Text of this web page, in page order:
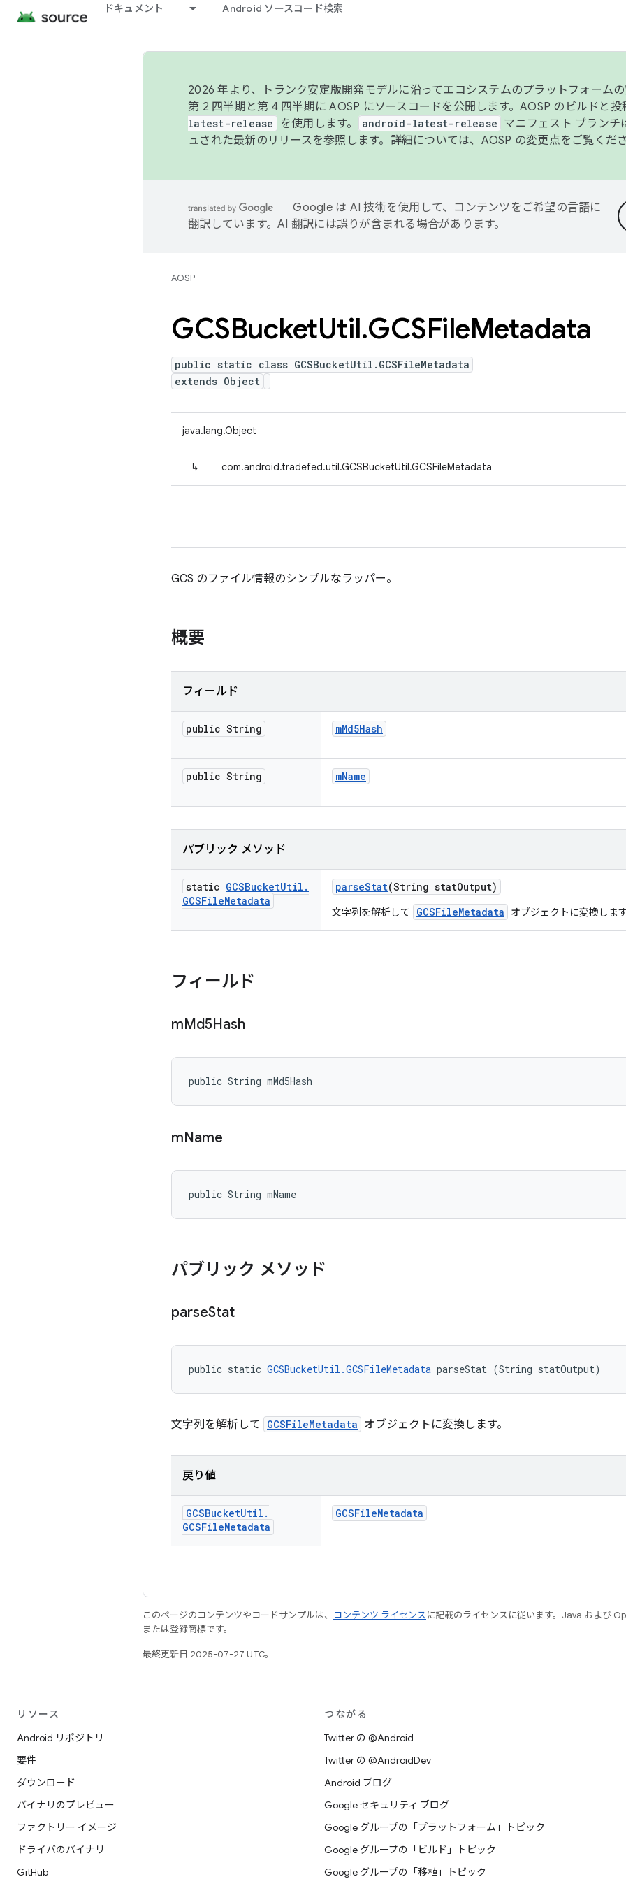
ドキュメント Android ソースコード検索
2026 年より、トランク安定版開発モデルに沿ってエコシステムのプラットフォーム
第 2 四半期と第 4 四半期に AOSP にソースコードを公開します。AOSP のビルドと投
latest-release を使用します。 android-latest-release マニフェスト ブランチ
ュされた最新のリリースを参照します。詳細については、 AOSP の変更点をご覧くだ
Google は AI 技術を使用して、コンテンツをご希望の言語に
翻訳しています。AI 翻訳には誤りが含まれる場合があります。
AOSP
GCSBucketUtil.GCSFileMetadata
public static class GCSBucketUtil.GCSFileMetadata
extends Object
java.lang.Object
↳ com.android.tradefed.util.GCSBucketUtil.GCSFileMetadata
GCS のファイル情報のシンプルなラッパー。
概要
フィールド
public String mMd5Hash
public String mName
パブリック メソッド
static GCSBucketUtil .
GCSFileMetadata
parseStat(String statOutput)
文字列を解析して GCSFileMetadata オブジェクトに変換しま
フィールド
mMd5Hash
public String mMd5Hash
mName
public String mName
パブリック メソッド
parseStat
public static GCSBucketUtil.GCSFileMetadata parseStat (String statOutput)
文字列を解析して GCSFileMetadata オブジェクトに変換します。
戻り値
GCSBucketUtil .
GCSFileMetadata
GCSFileMetadata
このページのコンテンツやコードサンプルは、 コンテンツ ライセンスに記載のライセンスに従います。Java および
または登録商標です。
最終更新日 2025-07-27 UTC。
リソース
Android リポジトリ
要件
ダウンロード
バイナリのプレビュー
ファクトリー イメージ
ドライバのバイナリ
GitHub
つながる
Twitter の @Android
Twitter の @AndroidDev
Android ブログ
Google セキュリティ ブログ
Google グループの「プラットフォーム」トピック
Google グループの「ビルド」トピック
Google グループの「移植」トピック